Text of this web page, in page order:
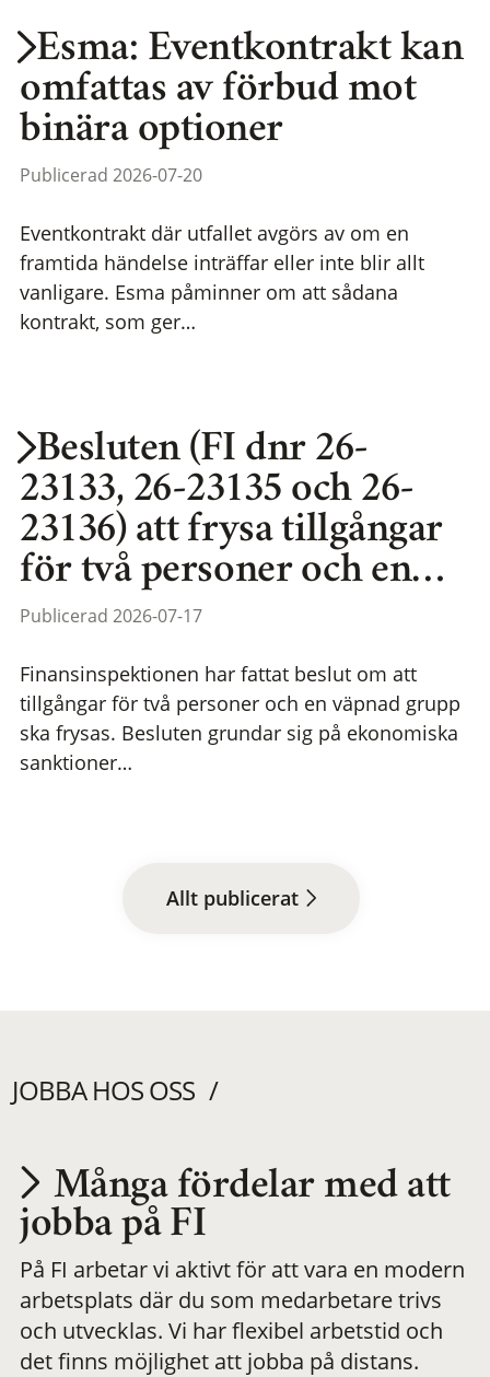
Esma: Eventkontrakt kan
omfattas av förbud mot
binära optioner
Publicerad 2026-07-20
Eventkontrakt där utfallet avgörs av om en
framtida händelse inträffar eller inte blir allt
vanligare. Esma påminner om att sådana
kontrakt, som ger…
Besluten (FI dnr 26-
23133, 26-23135 och 26-
23136) att frysa tillgångar
för två personer och en…
Publicerad 2026-07-17
Finansinspektionen har fattat beslut om att
tillgångar för två personer och en väpnad grupp
ska frysas. Besluten grundar sig på ekonomiska
sanktioner…
Allt publicerat
JOBBA HOS OSS
Utvecklas på en
meningsfull och
flexibel
Många fördelar med att
jobba på FI
På FI arbetar vi aktivt för att vara en modern
arbetsplats där du som medarbetare trivs
och utvecklas. Vi har flexibel arbetstid och
det finns möjlighet att jobba på distans.